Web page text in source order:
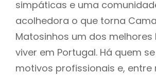
simpáticas e uma
acolhedora o que torna
Matosinhos um dos
viver em Portugal. Há quem
motivos profissionais e, entre